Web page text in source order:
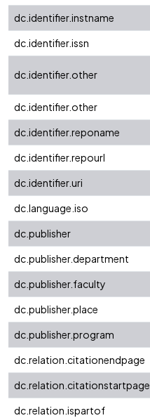
dc.identifier.instname
dc.identifier.issn
dc.identifier.other
dc.identifier.other
dc.identifier.reponame
dc.identifier.repourl
dc.identifier.uri
dc.language.iso
dc.publisher
dc.publisher.department
dc.publisher.faculty
dc.publisher.place
dc.publisher.program
dc.relation.citationendpage
dc.relation.citationstartpage
dc.relation.ispartof